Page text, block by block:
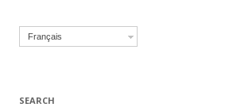
Français
SEARCH